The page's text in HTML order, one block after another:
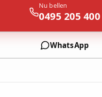
Nu bellen
0495 205 400
WhatsApp